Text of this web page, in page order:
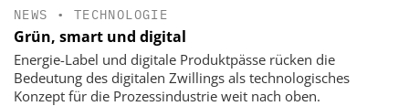
NEWS • TECHNOLOGIE
Grün, smart und digital
Energie-Label und digitale Produktpässe rücken die
Bedeutung des digitalen Zwillings als technologisches
Konzept für die Prozessindustrie weit nach oben.